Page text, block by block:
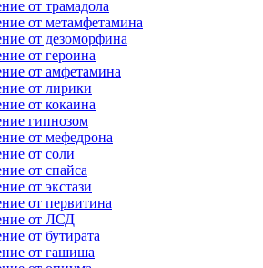
от трамадола
от метамфетамина
от дезоморфина
от героина
от амфетамина
от лирики
от кокаина
гипнозом
от мефедрона
от соли
от спайса
от экстази
от первитина
от ЛСД
от бутирата
от гашиша